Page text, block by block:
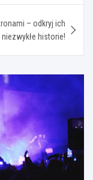
– odkryj ich
niezwykłe historie!